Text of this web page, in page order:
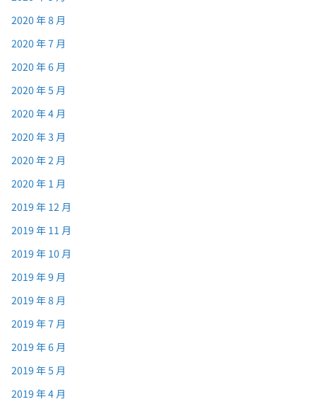
2020 年 8 月
2020 年 7 月
2020 年 6 月
2020 年 5 月
2020 年 4 月
2020 年 3 月
2020 年 2 月
2020 年 1 月
2019 年 12 月
2019 年 11 月
2019 年 10 月
2019 年 9 月
2019 年 8 月
2019 年 7 月
2019 年 6 月
2019 年 5 月
2019 年 4 月